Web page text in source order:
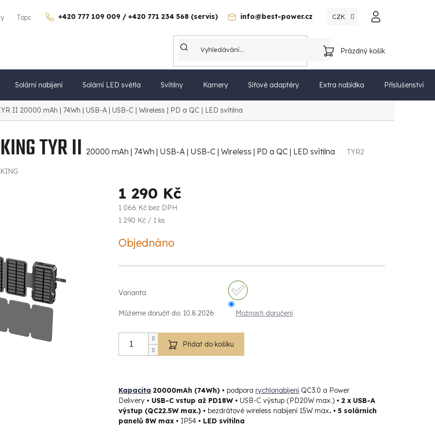
+420 777 109 009 / +420 771 234 568 (servis) info@best-power.cz
Topdon Česko Kontakty Kariéra Dárkové poukazy Katalog CZK
NÁKUPNÍ
KOŠÍK
Prázdný košík
Solární nabíjení Solární LED světla Svítilny Kamery Síťové adaptéry Extra nabídka Příslušenství
II 20000 mAh | 74Wh | USB-A | USB-C | Wireless | PD a QC | LED svítilna
TYR II 20000 mAh | 74Wh | USB-A | USB-C | Wireless | PD a QC | LED svítilna TYR2
1 290 Kč
1 066 Kč bez DPH
Měrná
1 290 Kč / 1 ks
Objednáno
Varianta
Můžeme doručit do: 10.8.2026 Možnosti doručení
Přidat do košíku
Kapacita 20000mAh (74Wh) • podpora rychlonabíjení QC3.0 a Power
Delivery • USB-C vstup až PD18W • USB-C výstup (PD20W max.) • 2 x USB-A
výstup (QC22.5W max.) • bezdrátové wireless nabíjení 15W max. • 5 solárních
panelů 8W max • IP54 • LED svítilna